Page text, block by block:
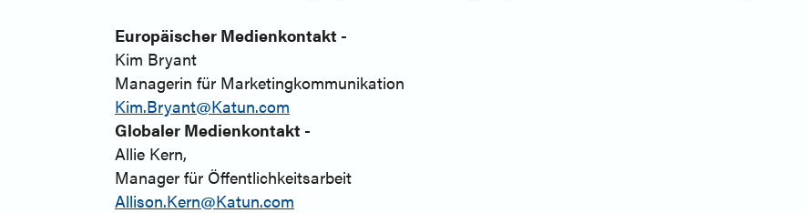
Europäischer Medienkontakt -
Kim Bryant
Managerin für Marketingkommunikation
Kim.Bryant@Katun.com
Globaler Medienkontakt -
Allie Kern,
Manager für Öffentlichkeitsarbeit
Allison.Kern@Katun.com